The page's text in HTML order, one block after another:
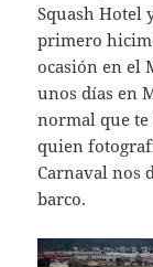
Squash Hotel
primero
ocasión en el
unos días en
normal que
quien
Carnaval nos
barco.